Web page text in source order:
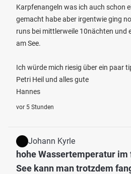
Karpfenangeln was ich auch schon
gemacht habe aber irgentwie ging
runs bei mittlerweile 10nächten und
am See.
Ich würde mich riesig über ein paar
Petri Heil und alles gute
Hannes
vor 5 Stunden
Johann Kyrle
hohe Wassertemperatur im
See kann man trotzdem